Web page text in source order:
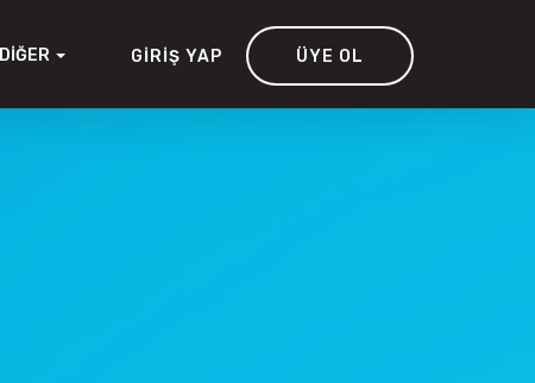
DIĞER GIRIŞ YAP ÜYE OL